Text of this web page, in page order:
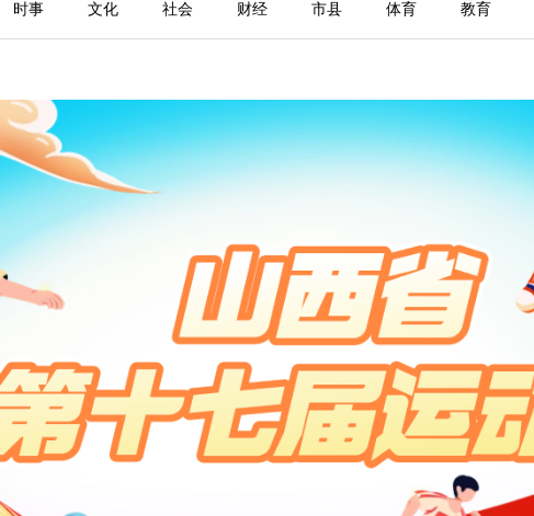
时事 文化 社会 财经 市县 体育 教育